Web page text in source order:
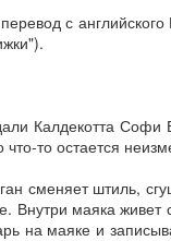
с
Калдекотта
то остается
сменяет штиль,
маяка живет
на маяке и